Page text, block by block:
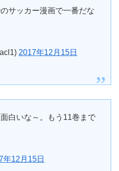
サッカー漫画で一番だな
2017年12月15日
白いな～。もう11巻まで
年12月15日